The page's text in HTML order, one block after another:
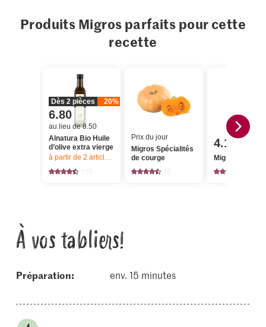
Produits Migros parfaits pour cette
recette
Dès 2 pièces 20%
6.80
au lieu de 8.50
Alnatura Bio Huile
d’olive extra vierge
à partir de 2 articles, Offre valable du 6.8 au 12.8.2026, jusqu’à
Prix du jour
Migros Spécialités
de courge
4.15
Migros Dattes
À vos tabliers!
Préparation: env. 15 minutes